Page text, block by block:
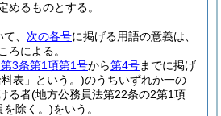
めるものとする。
、 次の各号に掲げる用語の意義は、
ろによる。
3条第1項第1号から第4号までに掲げ
表」という。)のうちいずれか一の
る者(地方公務員法第22条の2第1項
を除く。)をいう。